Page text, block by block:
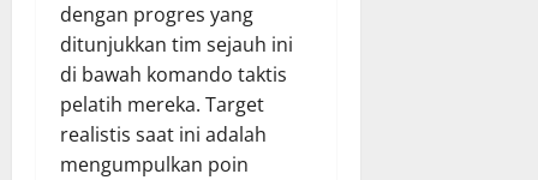
dengan progres yang
ditunjukkan tim sejauh ini
di bawah komando taktis
pelatih mereka. Target
realistis saat ini adalah
mengumpulkan poin